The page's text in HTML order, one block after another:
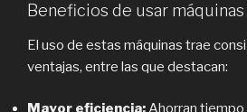
Beneficios de usar
El uso de estas máquinas trae
ventajas, entre las que destacan: